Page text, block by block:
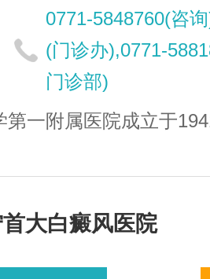
0771-5848760(咨
(门诊办),0771-
门诊部)
第一附属医院成立于
大白癜风医院